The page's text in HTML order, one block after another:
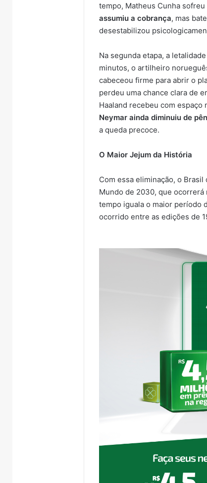
tempo, Matheus Cunha
assumiu a cobrança, mas
desestabilizou
Na segunda etapa, a
minutos, o artilheiro
cabeceou firme para abrir o
perdeu uma chance clara de
Haaland recebeu com espaço
Neymar ainda diminuiu de
a queda precoce.
O Maior Jejum da História
Com essa eliminação, o Brasil
Mundo de 2030, que ocorrerá
tempo iguala o maior período
ocorrido entre as edições de